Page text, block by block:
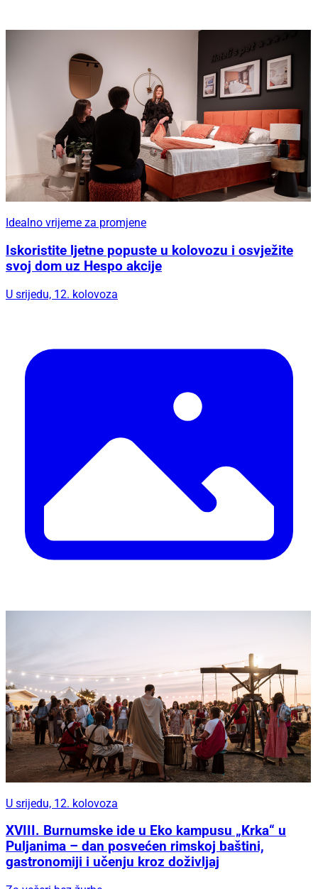
Idealno vrijeme za promjene
Iskoristite ljetne popuste u kolovozu i osvježite
svoj dom uz Hespo akcije
U srijedu, 12. kolovoza
U srijedu, 12. kolovoza
XVIII. Burnumske ide u Eko kampusu „Krka“ u
Puljanima – dan posvećen rimskoj baštini,
gastronomiji i učenju kroz doživljaj